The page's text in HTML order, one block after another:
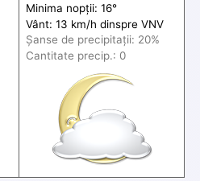
Minima nopții: 16°
Vânt: 13 km/h dinspre VNV
Șanse de precipitații: 20%
Cantitate precip.: 0